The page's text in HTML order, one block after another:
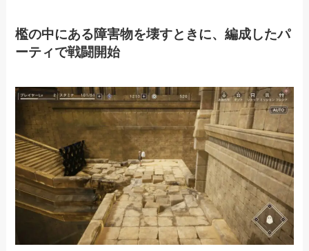
檻の中にある障害物を壊すときに、編成したパ
ーティで戦闘開始